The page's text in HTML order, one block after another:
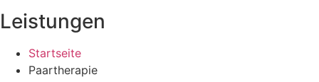
Leistungen
Startseite
Paartherapie